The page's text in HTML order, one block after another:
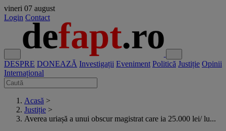
vineri 07 august
Login Contact
DESPRE DONEAZĂ Investigații Eveniment Politică Justiție Opinii
Internațional
Acasă >
Justiție >
Averea uriașă a unui obscur magistrat care ia 25.000 lei/ lu...